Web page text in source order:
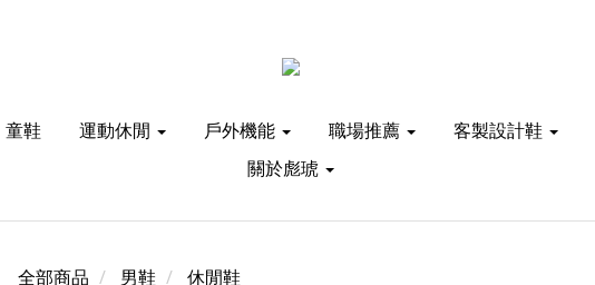
童鞋 運動休閒 戶外機能 職場推薦 客製設計鞋
關於彪琥
全部商品 男鞋 休閒鞋